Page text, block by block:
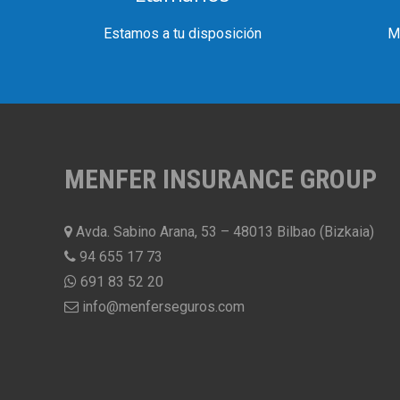
Estamos a tu disposición
MENFER INSURANCE GROUP
Avda. Sabino Arana, 53 – 48013 Bilbao (Bizkaia)
94 655 17 73
691 83 52 20
info@menferseguros.com